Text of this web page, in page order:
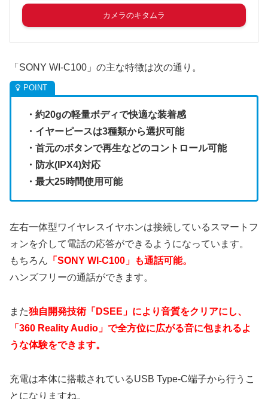
カメラのキタムラ
「SONY WI-C100」の主な特徴は次の通り。
・約20gの軽量ボディで快適な装着感
・イヤーピースは3種類から選択可能
・首元のボタンで再生などのコントロール可能
・防水(IPX4)対応
・最大25時間使用可能
左右一体型ワイヤレスイヤホンは接続しているスマートフ
ォンを介して電話の応答ができるようになっています。
もちろん 「SONY WI-C100」も通話可能。
ハンズフリーの通話ができます。
また独自開発技術「DSEE」により音質をクリアにし、
「360 Reality Audio」で全方位に広がる音に包まれるよ
うな体験をできます。
充電は本体に搭載されているUSB Type-C端子から行うこ
とになりますね。